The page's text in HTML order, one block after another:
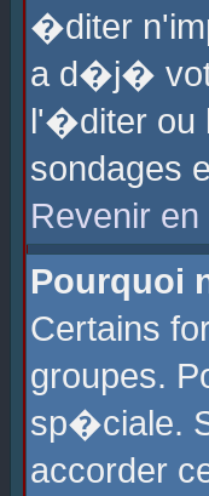
�diter
a d�j�
l'�diter ou
sondages
Revenir
Pourquoi
Certains
groupes.
sp�ciale.
accorder